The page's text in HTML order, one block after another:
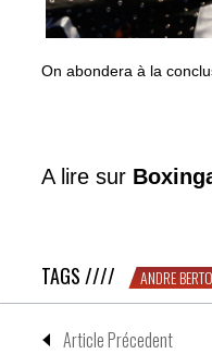
On abondera à la
A lire sur
TAGS //// ANDRE BERTO
Article Précedent